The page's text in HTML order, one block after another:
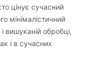
цінує сучасний
мінімалістичний
вишуканій обробці,
і в сучасних